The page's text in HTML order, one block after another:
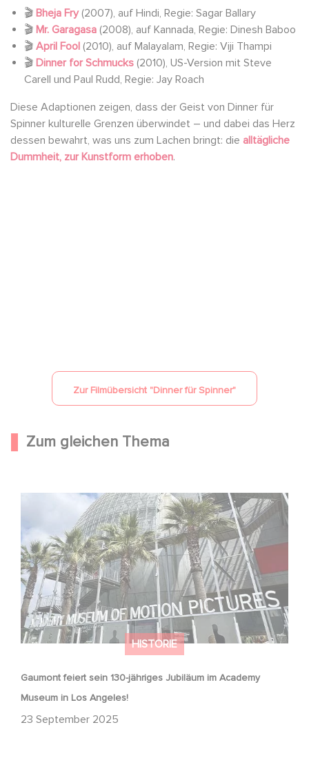
🎬 Bheja Fry(2007), auf Hindi, Regie: Sagar Ballary
🎬 Mr. Garagasa (2008), auf Kannada, Regie: Dinesh Baboo
🎬 April Fool (2010), auf Malayalam, Regie: Viji Thampi
🎬 Dinner for Schmucks (2010), US-Version mit Steve
Carell und Paul Rudd, Regie: Jay Roach
Diese Adaptionen zeigen, dass der Geist von Dinner für
Spinner kulturelle Grenzen überwindet – und dabei das Herz
dessen bewahrt, was uns zum Lachen bringt: die alltägliche
Dummheit, zur Kunstform erhoben.
Erlauben
Zur Filmübersicht "Dinner für Spinner"
Zum gleichen Thema
HISTORIE
Gaumont feiert sein 130-jähriges Jubiläum im Academy
Museum in Los Angeles!
23 September 2025
Gaumont feiert sein 130-jähriges Jubiläum im Academy
Museum in Los Angeles!